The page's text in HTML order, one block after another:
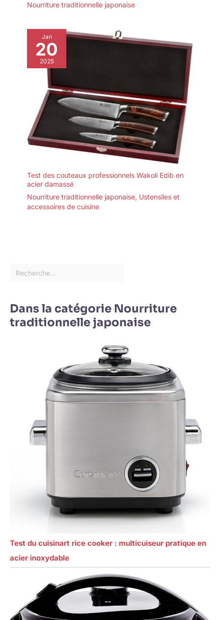
Nourriture traditionnelle japonaise
Jan
20
2025
Test des couteaux professionnels Wakoli Edib en
acier damassé
Nourriture traditionnelle japonaise, Ustensiles et
accessoires de cuisine
Dans la catégorie Nourriture
traditionnelle japonaise
Test du cuisinart rice cooker : multicuiseur pratique en
acier inoxydable